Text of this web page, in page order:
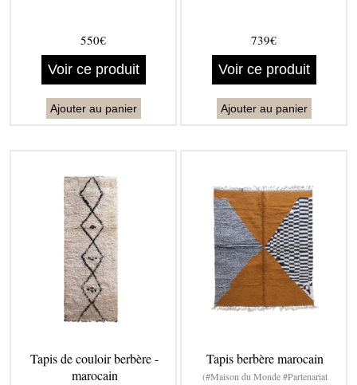
550€
Voir ce produit
Ajouter au panier
739€
Voir ce produit
Ajouter au panier
Tapis de couloir berbère -
marocain
Tapis berbère marocain
(#Maison du Monde #Partenariat